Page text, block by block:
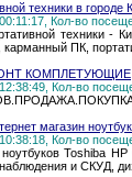
техники в городе
Кол-во
техники -
ПК,
КОМПЛЕТУЮЩИЕ
Кол-во
магазин
Кол-во
Toshiba HP
и СКУД,